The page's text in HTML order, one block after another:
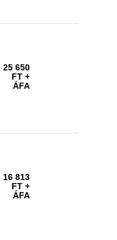
25 650
FT +
ÁFA
16 813
FT +
ÁFA